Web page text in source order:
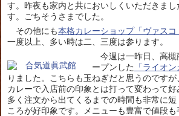
す。昨夜も家内と共においしくいただきま
す。ごちそうさまでした。
その他にも本格カレーショップ「ヴァスコ
一度以上、多い時は二、三度は参ります。
今週は一昨日、高
ープンした
「ライオ
りました。こちらも玉ねぎだと思うのです
カレーで入店前の印象とは打って変わって
多く注文から出てくるまでの時間も非常に短
ころが好印象です。メニューも豊富で値段